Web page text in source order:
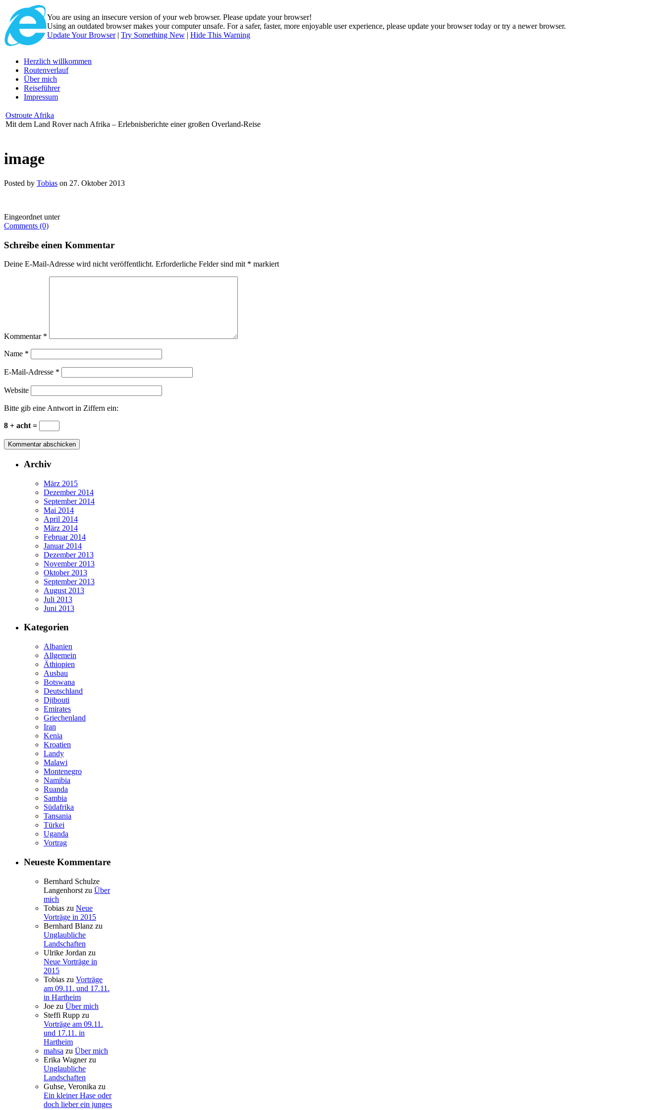
You are using an insecure version ofyour web browser. Please update your browser!
Using an outdated browser makes your computer unsafe. For a safer, faster, more enjoyable user experience, please update your browser today or try a newer browser.
Update Your Browser| Try Something New | Hide This Warning
Herzlich willkommen
Routenverlauf
Über mich
Reiseführer
Impressum
Ostroute Afrika
Mit dem Land Rover nach Afrika – Erlebnisberichte einer großen Overland-Reise
image
Posted by Tobias on 27. Oktober 2013
Eingeordnet unter
Comments (0)
Schreibe einen Kommentar
Deine E-Mail-Adresse wird nicht veröffentlicht. Erforderliche Felder sind mit * markiert
Kommentar *
Name *
E-Mail-Adresse *
Website
Bitte gib eine Antwort in Ziffern ein:
8 + acht =
Archiv
März 2015
Dezember 2014
September 2014
Mai 2014
April 2014
März 2014
Februar 2014
Januar 2014
Dezember 2013
November 2013
Oktober 2013
September 2013
August 2013
Juli 2013
Juni 2013
Kategorien
Albanien
Allgemein
Äthiopien
Ausbau
Botswana
Deutschland
Djibouti
Emirates
Griechenland
Iran
Kenia
Kroatien
Landy
Malawi
Montenegro
Namibia
Ruanda
Sambia
Südafrika
Tansania
Türkei
Uganda
Vortrag
Neueste Kommentare
Bernhard Schulze
Langenhorst zu Über
mich
Tobias zu Neue
Vorträge in 2015
Bernhard Blanz zu
Unglaubliche
Landschaften
Ulrike Jordan zu
Neue Vorträge in
2015
Tobias zu Vorträge
am 09.11. und 17.11.
in Hartheim
Joe zu Über mich
Steffi Rupp zu
Vorträge am 09.11.
und 17.11. in
Hartheim
mahsa zu Über mich
Erika Wagnerzu
Unglaubliche
Landschaften
Guhse, Veronika zu
Ein kleiner Hase oder
doch lieber ein junges